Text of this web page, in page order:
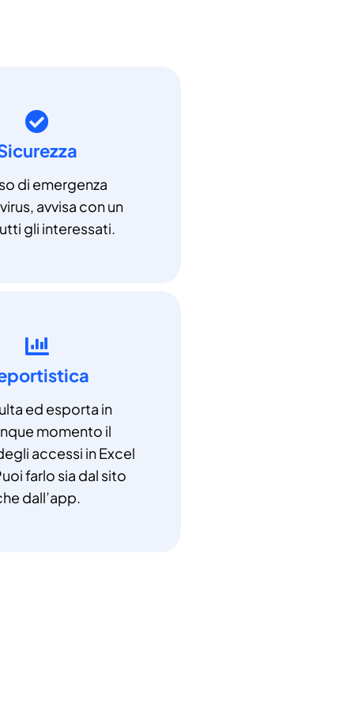
di emergenza
avvisa con un
gli interessati.
ed esporta in
momento il
accessi in Excel
farlo sia dal sito
dall’app.